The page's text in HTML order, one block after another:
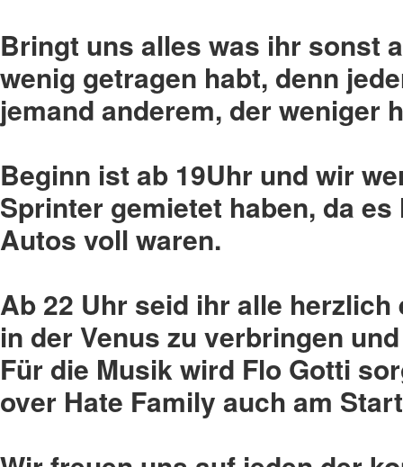
Bringt uns alles was ihr sonst
wenig getragen habt, denn
jemand anderem, der weniger
Beginn ist ab 19Uhr und wir
Sprinter gemietet haben, da
Autos voll waren.
Ab 22 Uhr seid ihr alle
in der Venus zu verbringen
Für die Musik wird Flo Gotti
over Hate Family auch am